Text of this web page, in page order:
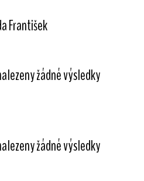
František
žádné výsledky
žádné výsledky